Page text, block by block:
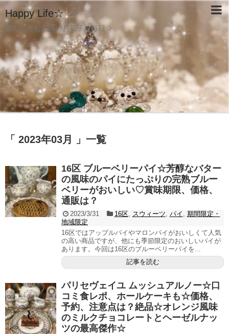
Happy Life☆
葉山に住む主婦のお菓子な毎日☆
「 2023年03月 」一覧
16区 ブルーベリーパイ☆芳醇なバター
の風味のパイにたっぷりの完熟ブルー
ベリーがおいしい♡賞味期限、価格、
通販は？
2023/3/31 16区, スウィーツ パイ
期間限定・
地域限定
16区ではアップルパイやマロンパイがおいしくて人気
の高い商品ですが、他にも季節限定のおいしいパイが
あります。今回は16区のブルーベリーパイを...
記事を読む
パリセヴェイユ ムッシュアルノー☆口
コミ食レポ、ホールケーキも☆価格、
予約、注意点は？絶品☆オレンジ風味
のミルクチョコレートとヘーゼルナッ
ツの最高傑作☆